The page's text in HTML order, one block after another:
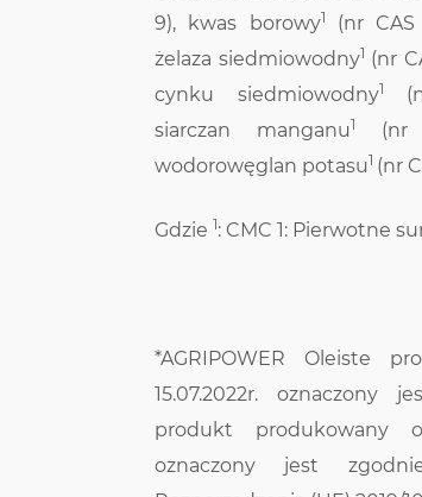
9), kwas borowy1
(nr CAS
żelaza siedmiowodny1 (nr
cynku siedmiowodny1
siarczan manganu1 (nr
wodorowęglan potasu1 (nr
Gdzie 1: CMC 1: Pierwotne
*AGRIPOWER Oleiste
15.07.2022r. oznaczony
produkt produkowany
oznaczony jest